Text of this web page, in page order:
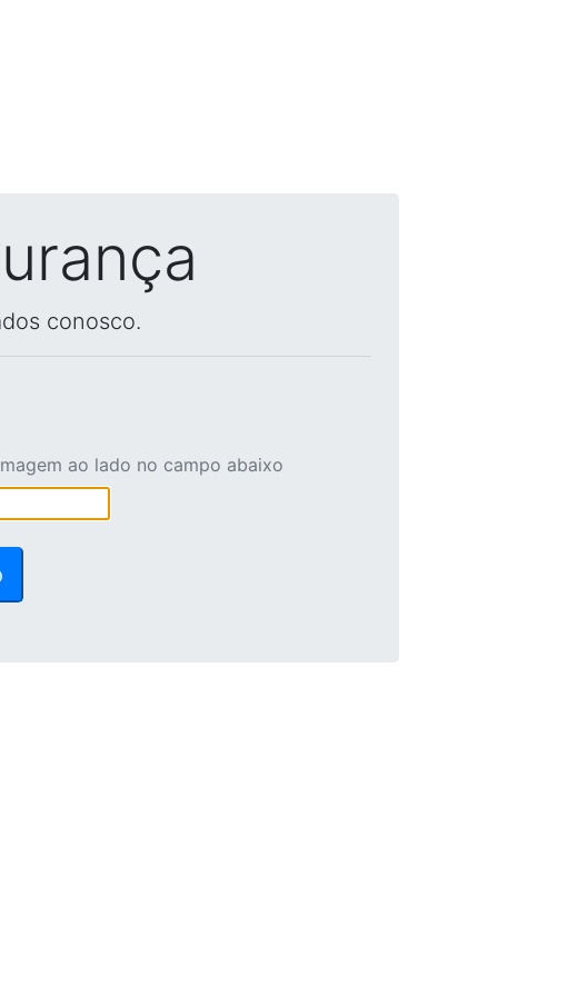
conosco.
ao lado no campo abaixo